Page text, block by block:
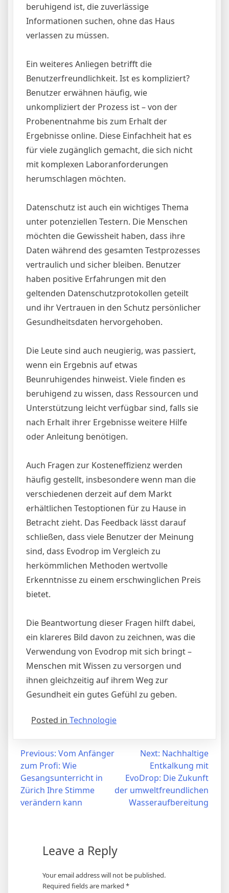
beruhigend ist, die zuverlässige
Informationen suchen, ohne das Haus
verlassen zu müssen.
Ein weiteres Anliegen betrifft die
Benutzerfreundlichkeit. Ist es kompliziert?
Benutzer erwähnen häufig, wie
unkompliziert der Prozess ist – von der
Probenentnahme bis zum Erhalt der
Ergebnisse online. Diese Einfachheit hat es
für viele zugänglich gemacht, die sich nicht
mit komplexen Laboranforderungen
herumschlagen möchten.
Datenschutz ist auch ein wichtiges Thema
unter potenziellen Testern. Die Menschen
möchten die Gewissheit haben, dass ihre
Daten während des gesamten Testprozesses
vertraulich und sicher bleiben. Benutzer
haben positive Erfahrungen mit den
geltenden Datenschutzprotokollen geteilt
und ihr Vertrauen in den Schutz persönlicher
Gesundheitsdaten hervorgehoben.
Die Leute sind auch neugierig, was passiert,
wenn ein Ergebnis auf etwas
Beunruhigendes hinweist. Viele finden es
beruhigend zu wissen, dass Ressourcen und
Unterstützung leicht verfügbar sind, falls sie
nach Erhalt ihrer Ergebnisse weitere Hilfe
oder Anleitung benötigen.
Auch Fragen zur Kosteneffizienz werden
häufig gestellt, insbesondere wenn man die
verschiedenen derzeit auf dem Markt
erhältlichen Testoptionen für zu Hause in
Betracht zieht. Das Feedback lässt darauf
schließen, dass viele Benutzer der Meinung
sind, dass Evodrop im Vergleich zu
herkömmlichen Methoden wertvolle
Erkenntnisse zu einem erschwinglichen Preis
bietet.
Die Beantwortung dieser Fragen hilft dabei,
ein klareres Bild davon zu zeichnen, was die
Verwendung von Evodrop mit sich bringt –
Menschen mit Wissen zu versorgen und
ihnen gleichzeitig auf ihrem Weg zur
Gesundheit ein gutes Gefühl zu geben.
Posted in Technologie
Post
navigation
Previous: Vom Anfänger
zum Profi: Wie
Gesangsunterricht in
Zürich Ihre Stimme
verändern kann
Next: Nachhaltige
Entkalkung mit
EvoDrop: Die Zukunft
der umweltfreundlichen
Wasseraufbereitung
Leave a Reply
Your email address will not be published.
Required fields are marked *